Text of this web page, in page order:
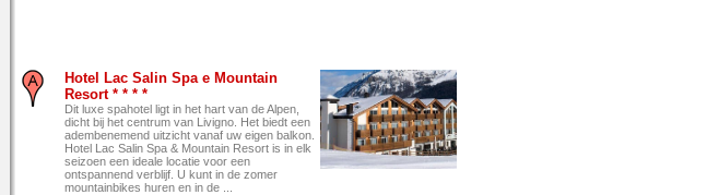
Hotel Lac Salin Spa e Mountain
Resort * * * *
Dit luxe spahotel ligt in het hart van de Alpen,
dicht bij het centrum van Livigno. Het biedt een
adembenemend uitzicht vanaf uw eigen balkon.
Hotel Lac Salin Spa & Mountain Resort is in elk
seizoen een ideale locatie voor een
ontspannend verblijf. U kunt in de zomer
mountainbikes huren en in de ...